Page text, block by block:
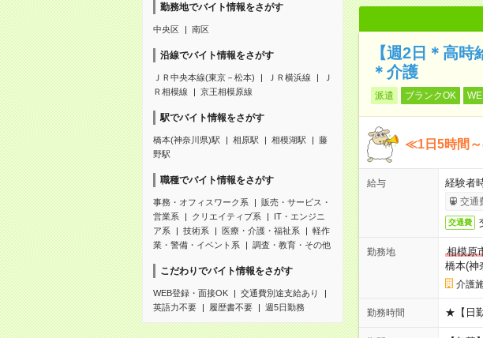
勤務地でバイト情報をさがす
中央区 南区
沿線でバイト情報をさがす
ＪＲ中央本線(東京－松本) ＪＲ横浜線
Ｊ
Ｒ相模線
京王相模原線
駅でバイト情報をさがす
橋本(神奈川県)駅 相原駅 相模湖駅
藤
野駅
職種でバイト情報をさがす
事務・オフィスワーク系
販売・サービス・
営業系
クリエイティブ系
IT・エンジニ
ア系
技術系 医療・介護・福祉系
軽作
業・警備・イベント系
調査・教育・その他
こだわりでバイト情報をさがす
WEB登録・面接OK
交通費別途支給あり
英語力不要
履歴書不要 週5日勤務
【週2日＊高
＊介護
派遣 ブランクOK
≪1日5時間～
給与 経験者
交通
交通費
勤務地
相模原
橋本(神
介護
勤務時間 ★【日